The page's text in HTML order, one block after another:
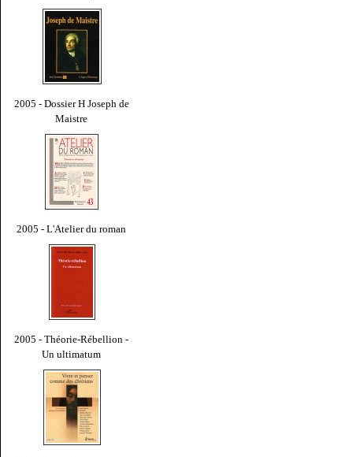
2005 - Dossier H Joseph de
Maistre
2005 - L'Atelier du roman
2005 - Théorie-Rébellion -
Un ultimatum